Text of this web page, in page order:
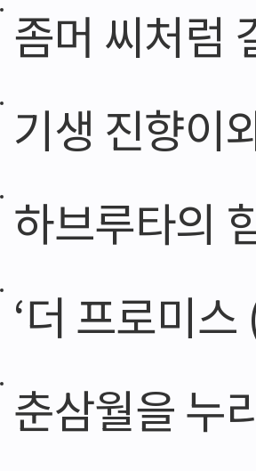
좀머 씨처럼
기생 진향이
하브루타의
‘더 프로미
춘삼월을 누